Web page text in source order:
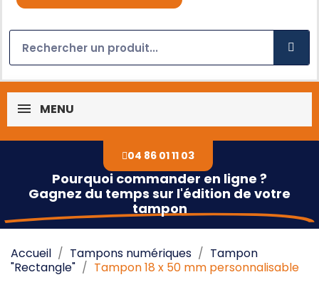
MENU
04 86 01 11 03
Pourquoi commander en ligne ?
Gagnez du temps sur l'édition de votre
tampon
Accueil Tampons numériques
Tampon
"Rectangle"
Tampon 18 x 50 mm personnalisable